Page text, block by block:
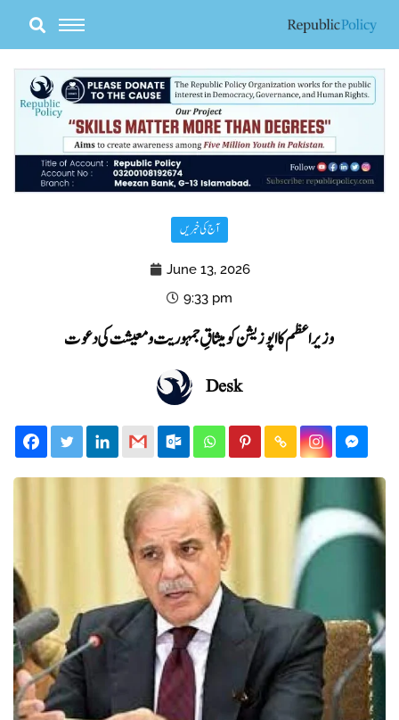
content
آج کی خبریں
June 13, 2026
9:33 pm
وزیراعظم کا اپوزیشن کو میثاقِ جمہوریت و معیشت کی دعوت
Desk